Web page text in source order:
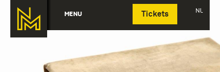
MENU Tickets NL
Deutsch